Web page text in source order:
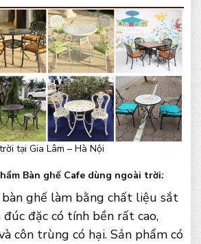
tại Gia Lâm – Hà Nội
Bàn ghế Cafe dùng ngoài trời:
bàn ghế làm bằng chất liệu sắt
đặc có tính bền rất cao,
côn trùng có hại. Sản phẩm có